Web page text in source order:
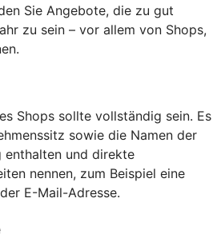
Sie Angebote, die zu gut
zu sein – vor allem von Shops,
Shops sollte vollständig sein. Es
sowie die Namen der
enthalten und direkte
nennen, zum Beispiel eine
E-Mail-Adresse.